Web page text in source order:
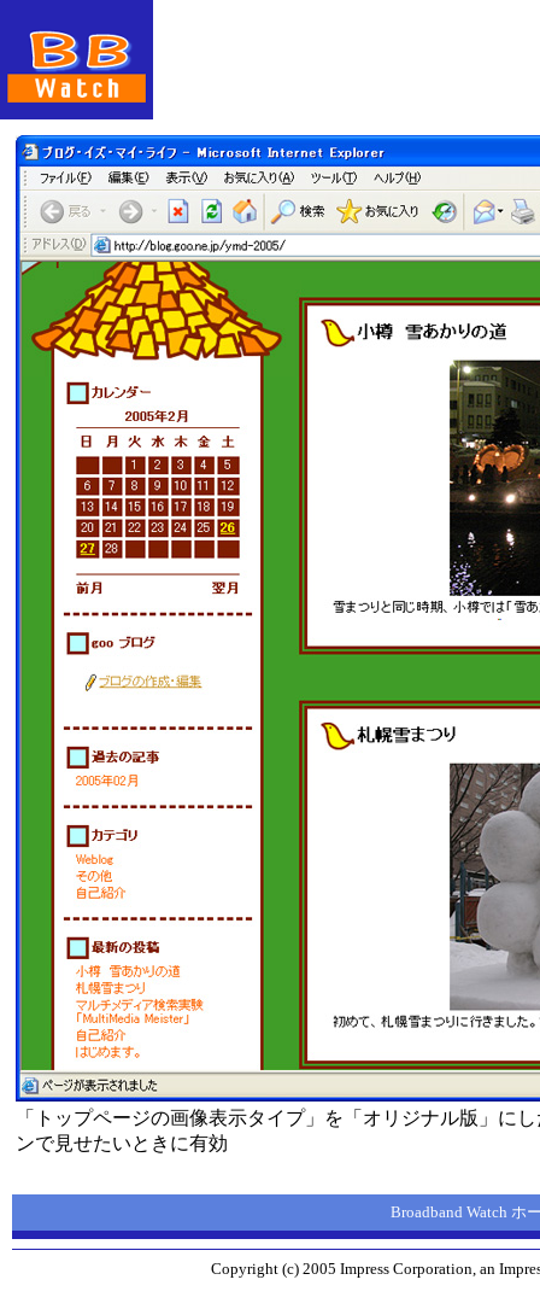
「トップページの画像表示タイプ」を「オリジナル版」に
ンで見せたいときに有効
Broadband Watch ホ
Copyright (c) 2005 Impress Corporation, an